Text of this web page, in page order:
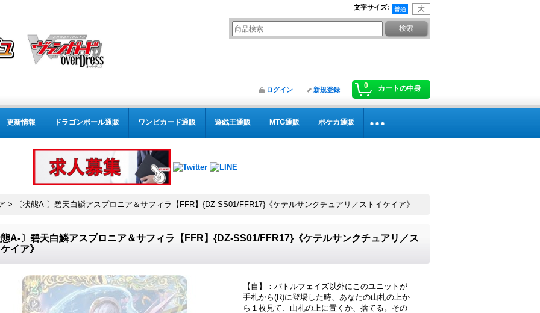
文字サイズ:
0 カートの中身
ログイン 新規登録
更新情報 ドラゴンボール通販 ワンピカード通販 遊戯王通販 MTG通販 ポケカ通販
> 〔状態A-〕碧天白鱗アスプロニア＆サフィラ【FFR】{DZ-SS01/FFR17}《ケテルサンクチュアリ／ストイケイア》
A-〕碧天白鱗アスプロニア＆サフィラ【FFR】{DZ-SS01/FFR17}《ケテルサンクチュアリ／ス
イア》
【自】：バトルフェイズ以外にこのユニットが
手札から(R)に登場した時、あなたの山札の上か
ら１枚見て、山札の上に置くか、捨てる。その